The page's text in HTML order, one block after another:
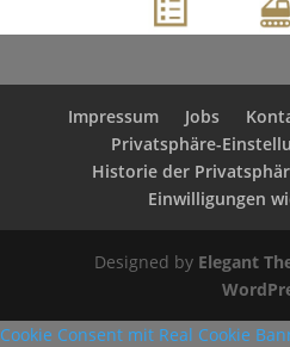
Impressum Jobs
Privatsphäre-
Historie der
Einwilligungen
Designed by Elegant
Cookie Consent mit Real Cookie